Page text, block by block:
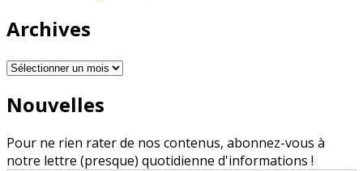
Archives
Archives
Nouvelles
Pour ne rien rater de nos contenus, abonnez-vous à
notre lettre (presque) quotidienne d'informations !